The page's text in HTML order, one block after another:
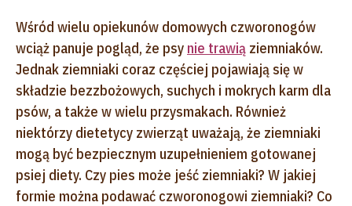
Wśród wielu opiekunów domowych czworonogów
wciąż panuje pogląd, że psy nie trawią ziemniaków.
Jednak ziemniaki coraz częściej pojawiają się w
składzie bezzbożowych, suchych i mokrych karm dla
psów, a także w wielu przysmakach. Również
niektórzy dietetycy zwierząt uważają, że ziemniaki
mogą być bezpiecznym uzupełnieniem gotowanej
psiej diety. Czy pies może jeść ziemniaki? W jakiej
formie można podawać czworonogowi ziemniaki? Co